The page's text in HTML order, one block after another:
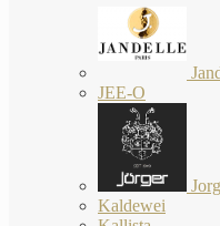
JEE-O
Kaldewei